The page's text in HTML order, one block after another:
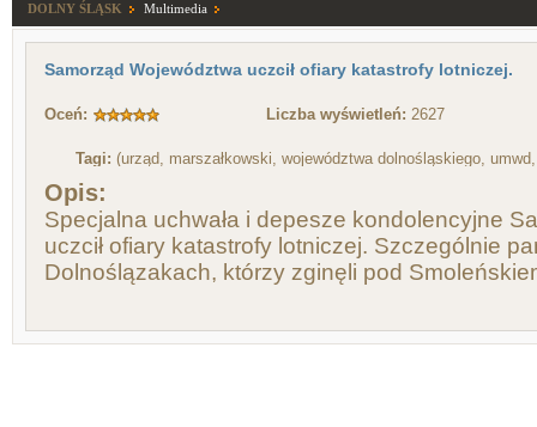
DOLNY ŚLĄSK Multimedia
Samorząd Województwa uczcił ofiary katastrofy lotniczej.
Oceń: Liczba wyświetleń: 2627
Tagi: (urząd, marszałkowski, województwa dolnośląskiego,
Opis:
Specjalna uchwała i depesze kondolencyjne
uczcił ofiary katastrofy lotniczej. Szczególnie
Dolnoślązakach, którzy zginęli pod